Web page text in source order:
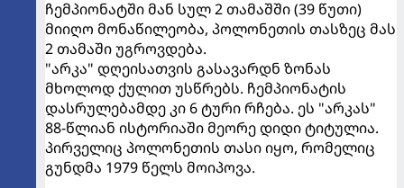
ჩემპიონატში მან სულ 2 თამაშში (39 წუთი)
მიიღო მონაწილეობა, პოლონეთის თასზეც მას
2 თამაში უგროვდება.
"არკა" დღეისათვის გასავარდნ ზონას
მხოლოდ ქულით უსწრებს. ჩემპიონატის
დასრულებამდე კი 6 ტური რჩება. ეს "არკას"
88-წლიან ისტორიაში მეორე დიდი ტიტულია.
პირველიც პოლონეთის თასი იყო, რომელიც
გუნდმა 1979 წელს მოიპოვა.